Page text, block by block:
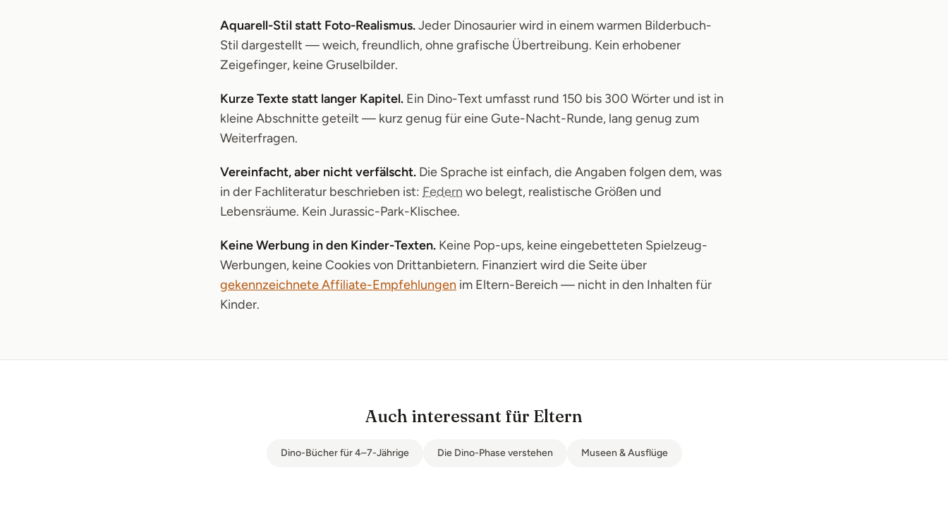
Aquarell-Stil statt Foto-Realismus.Jeder Dinosaurier wird in einem warmen Bilderbuch-
Stil dargestellt — weich, freundlich, ohne grafische Übertreibung. Kein erhobener
Zeigefinger, keine Gruselbilder.
Kurze Texte statt langer Kapitel. Ein Dino-Text umfasst rund 150 bis 300 Wörter und ist in
kleine Abschnitte geteilt — kurz genug für eine Gute-Nacht-Runde, lang genug zum
Weiterfragen.
Vereinfacht, aber nicht verfälscht. Die Sprache ist einfach, die Angaben folgen dem, was
in der Fachliteratur beschrieben ist: Federn wo belegt, realistische Größen und
Lebensräume. Kein Jurassic-Park-Klischee.
Keine Werbung in den Kinder-Texten. Keine Pop-ups, keine eingebetteten Spielzeug-
Werbungen, keine Cookies von Drittanbietern. Finanziert wird die Seite über
gekennzeichnete Affiliate-Empfehlungen im Eltern-Bereich — nicht in den Inhalten für
Kinder.
Auch interessant für Eltern
Dino-Bücher für 4–7-Jährige Die Dino-Phase verstehen Museen & Ausflüge